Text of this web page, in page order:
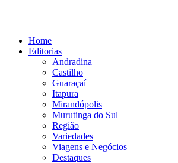
conteúdoHome
Editorias
Andradina
Castilho
Guaraçaí
Itapura
Mirandópolis
Murutinga do Sul
Região
Variedades
Viagens e Negócios
Destaques